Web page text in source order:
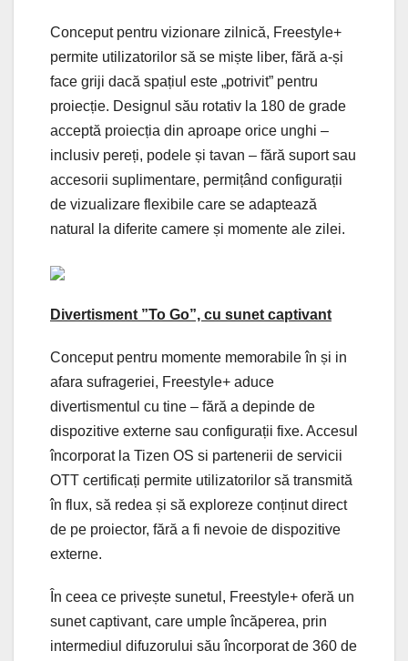
Conceput pentru vizionare zilnică, Freestyle+
permite utilizatorilor să se miște liber, fără a-și
face griji dacă spațiul este „potrivit” pentru
proiecție. Designul său rotativ la 180 de grade
acceptă proiecția din aproape orice unghi –
inclusiv pereți, podele și tavan – fără suport sau
accesorii suplimentare, permițând configurații
de vizualizare flexibile care se adaptează
natural la diferite camere și momente ale zilei.
Divertisment ”To Go”, cu sunet captivant
Conceput pentru momente memorabile în și in
afara sufrageriei, Freestyle+ aduce
divertismentul cu tine – fără a depinde de
dispozitive externe sau configurații fixe. Accesul
încorporat la Tizen OS si partenerii de servicii
OTT certificați permite utilizatorilor să transmită
în flux, să redea și să exploreze conținut direct
de pe proiector, fără a fi nevoie de dispozitive
externe.
În ceea ce privește sunetul, Freestyle+ oferă un
sunet captivant, care umple încăperea, prin
intermediul difuzorului său încorporat de 360 ​​de